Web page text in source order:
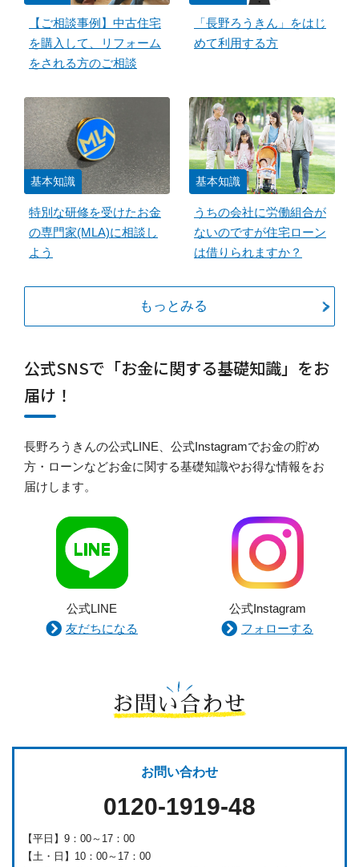
【ご相談事例】中古住宅
を購入して、リフォーム
をされる方のご相談
「長野ろうきん」をはじ
めて利用する方
基本知識
特別な研修を受けたお金
の専門家(MLA)に相談し
よう
基本知識
うちの会社に労働組合が
ないのですが住宅ローン
は借りられますか？
もっとみる
公式SNSで「お金に関する基礎知識」をお
届け！
長野ろうきんの公式LINE、公式Instagramでお金の貯め
方・ローンなどお金に関する基礎知識やお得な情報をお
届けします。
公式LINE
友だちになる
公式Instagram
フォローする
お問い合わせ
お問い合わせ
0120-1919-48
【平日】9：00～17：00
【土・日】10：00～17：00